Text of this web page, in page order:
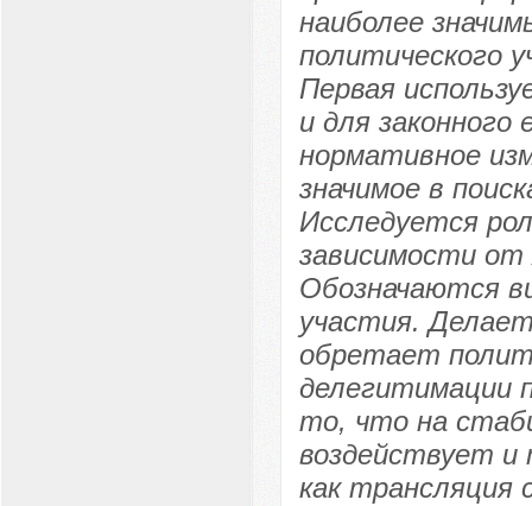
наиболее
политического
Первая
и для законного
нормативное
значимое в
Исследуется
зависимости от
Обозначаются
участия.
обретает
делегитимации
то, что на
воздействует и
как трансляция